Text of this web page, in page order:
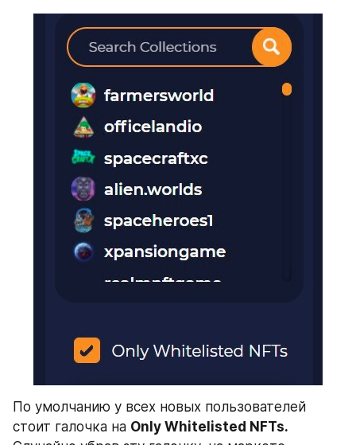
По умолчанию у всех новых пользователей
стоит галочка на Only Whitelisted NFTs.